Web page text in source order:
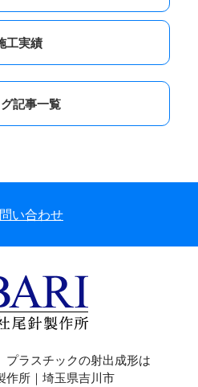
工実績
記事一覧
プラスチックの射出成形は
作所｜埼玉県吉川市